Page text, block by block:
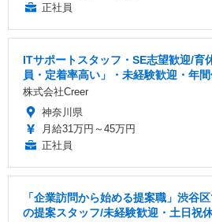
正社員
ITサポートスタッフ・SE志望歓迎/育
員・定着率高い」・未経験歓迎・年
株式会社Creer
神奈川県
月給31万円～45万円
正社員
「企業訪問から始める提案職」渋谷
の提案スタッフ/未経験歓迎・土日祝